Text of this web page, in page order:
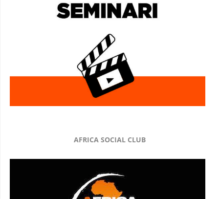
AFRICA SOCIAL CLUB